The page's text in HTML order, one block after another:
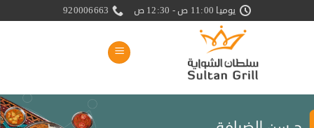
للمحتوى
يوميا 11:00 ص - 12:30 ص 920006663